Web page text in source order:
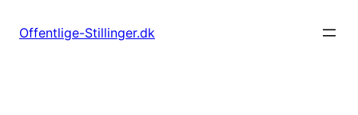
Offentlige-Stillinger.dk